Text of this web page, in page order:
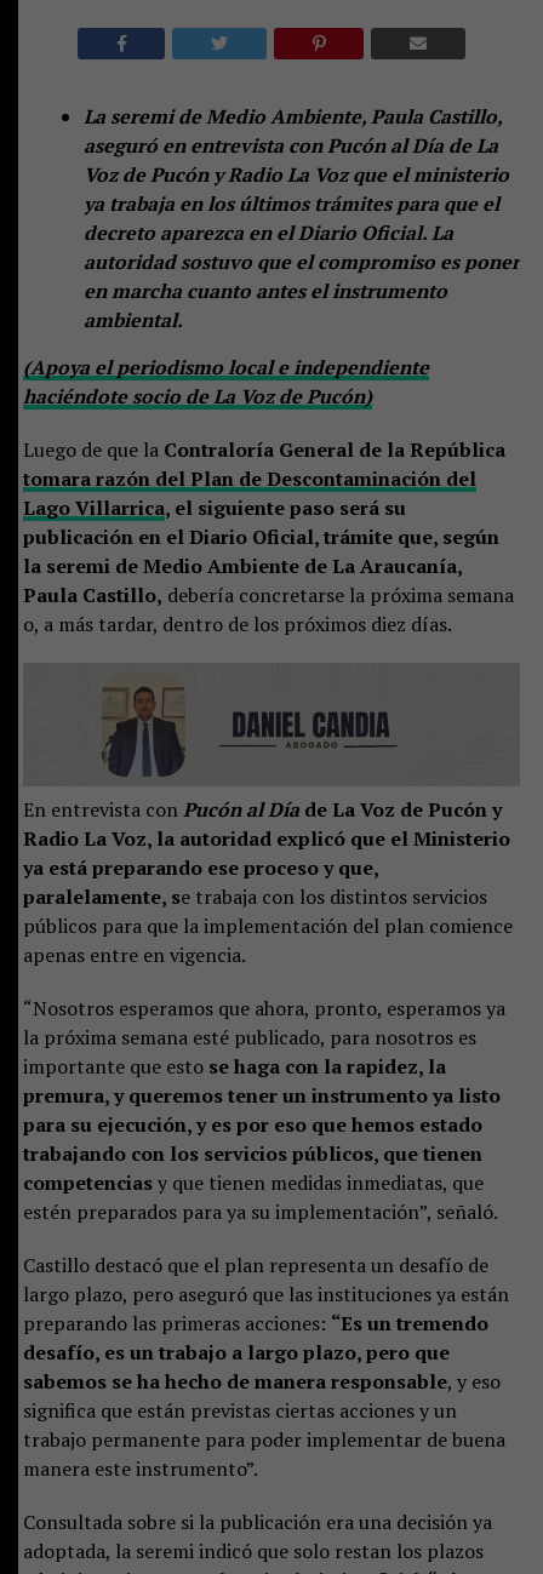
La seremi de Medio Ambiente, Paula Castillo,
aseguró en entrevista con Pucón al Día de La
Voz de Pucón y Radio La Voz que el ministerio
ya trabaja en los últimos trámites para que el
decreto aparezca en el Diario Oficial. La
autoridad sostuvo que el compromiso es poner
en marcha cuanto antes el instrumento
ambiental.
(Apoya el periodismo local e independiente
haciéndote socio de La Voz de Pucón)
Luego de que la Contraloría General de la República
tomara razón del Plan de Descontaminación del
Lago Villarrica, el siguiente paso será su
publicación en el Diario Oficial, trámite que, según
la seremi de Medio Ambiente de La Araucanía,
Paula Castillo, debería concretarse la próxima semana
o, a más tardar, dentro de los próximos diez días.
En entrevista conPucón al Díade La Voz de Pucón y
Radio La Voz, la autoridad explicó que el Ministerio
ya está preparando ese proceso y que,
paralelamente, se trabaja con los distintos servicios
públicos para que la implementación del plan comience
apenas entre en vigencia.
“Nosotros esperamos que ahora, pronto, esperamos ya
la próxima semana esté publicado, para nosotros es
importante que esto se haga con la rapidez, la
premura, y queremos tener un instrumento ya listo
para su ejecución, y es por eso que hemos estado
trabajando con los servicios públicos, que tienen
competenciasy que tienen medidas inmediatas, que
estén preparados para ya su implementación”, señaló.
Castillo destacó que el plan representa un desafío de
largo plazo, pero aseguró que las instituciones ya están
preparando las primeras acciones: “Es un tremendo
desafío, es un trabajo a largo plazo, pero que
sabemos se ha hecho de manera responsable, y eso
significa que están previstas ciertas acciones y un
trabajo permanente para poder implementar de buena
manera este instrumento”.
Consultada sobre si la publicación era una decisión ya
adoptada, la seremi indicó que solo restan los plazos